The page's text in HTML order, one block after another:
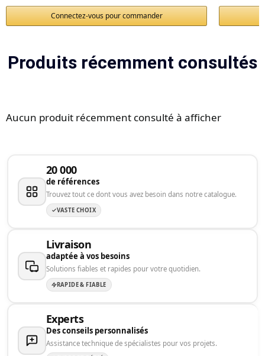
Connectez-vous pour commander
Produits récemment consultés
Aucun produit récemment consulté à afficher
20 000
de références
Trouvez tout ce dont vous avez besoin dans notre catalogue.
VASTE CHOIX
Livraison
adaptée à vos besoins
Solutions fiables et rapides pour votre quotidien.
RAPIDE & FIABLE
Experts
Des conseils personnalisés
Assistance technique de spécialistes pour vos projets.